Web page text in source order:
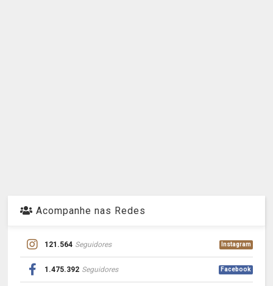
Acompanhe nas Redes
121.564 Seguidores Instagram
1.475.392 Seguidores Facebook